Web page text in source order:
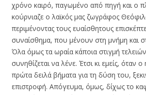
χρόνο καιρό, παγωμένο από πηγή και ο
κούρνιαζε ο λαϊκός μας ζωγράφος
περιμένοντας τους ευαίσθητους
συναίσθημα, που μένουν στη μνήμη και
Όλα όμως τα ωραία κάποια στιγμή
συνηθίζεται να λένε. Έτσι κι εμείς, όταν ο
πρώτα δειλά βήματα για τη δύση του,
επιστροφή. Απόγευμα, όμως, δίχως το